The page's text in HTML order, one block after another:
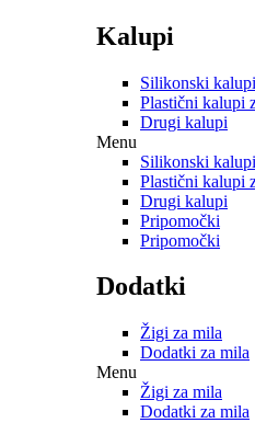
Kalupi
Silikonski
Plastični kalupi
Drugi kalupi
Menu
Silikonski
Plastični kalupi
Drugi kalupi
Pripomočki
Pripomočki
Dodatki
Žigi za mila
Dodatki za mila
Menu
Žigi za mila
Dodatki za mila